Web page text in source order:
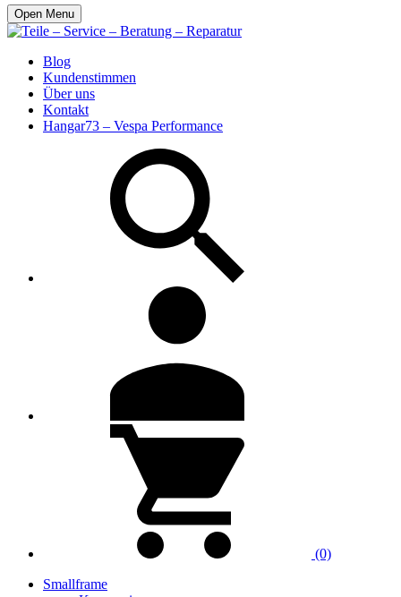
Open Menu
Blog
Kundenstimmen
Über uns
Kontakt
Hangar73 – Vespa Performance
(0)
Smallframe